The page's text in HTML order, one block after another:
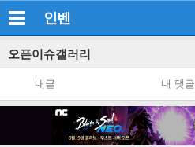
인벤
오픈이슈갤러리
내글 내 댓글